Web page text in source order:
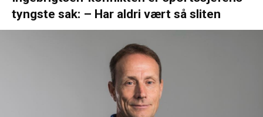
tyngste sak: – Har aldri vært så sliten